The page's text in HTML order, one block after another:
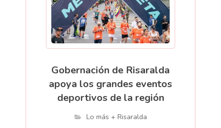
Gobernación de Risaralda
apoya los grandes eventos
deportivos de la región
Lo más + Risaralda